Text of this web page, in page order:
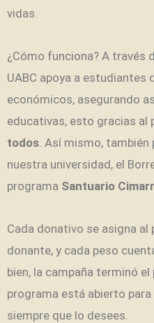
vidas.
¿Cómo funciona? A través
UABC apoya a estudiantes
económicos, asegurando
educativas, esto gracias al
todos . Así mismo,
nuestra universidad, el
programa Santuario
Cada donativo se asigna
donante, y cada peso
bien, la campaña terminó
programa está abierto
siempre que lo desees.